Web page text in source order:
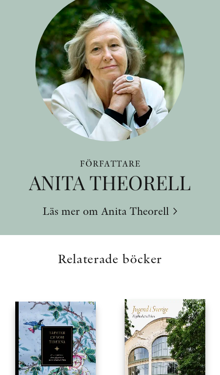
FÖRFATTARE
ANITA THEORELL
Läs mer om Anita Theorell
Relaterade böcker